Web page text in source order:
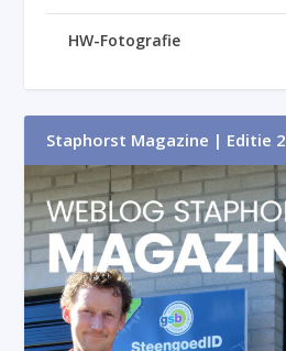
HW-Fotografie
Staphorst Magazine | Editie 2